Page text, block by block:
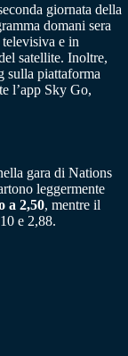
giornata della
domani sera
televisiva e in
satellite. Inoltre,
sulla piattaforma
l’app Sky Go,
gara di Nations
leggermente
a 2,50, mentre il
e 2,88.